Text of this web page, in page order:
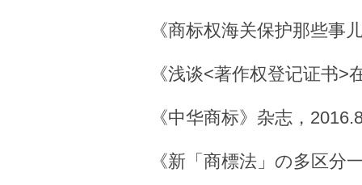
《商标权海关保护那些事
《浅谈<著作权登记证书
《中华商标》杂志，
《新「商標法」の多区分